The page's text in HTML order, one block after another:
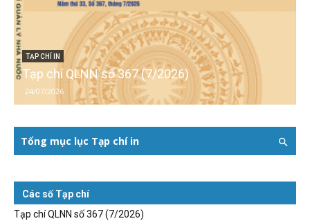
TẠP CHÍ IN
Tạp chí QLNN số 367 (7/2026)
24/07/2026
Tổng mục lục Tạp chí in
Các số Tạp chí
Tạp chí QLNN số 367 (7/2026)